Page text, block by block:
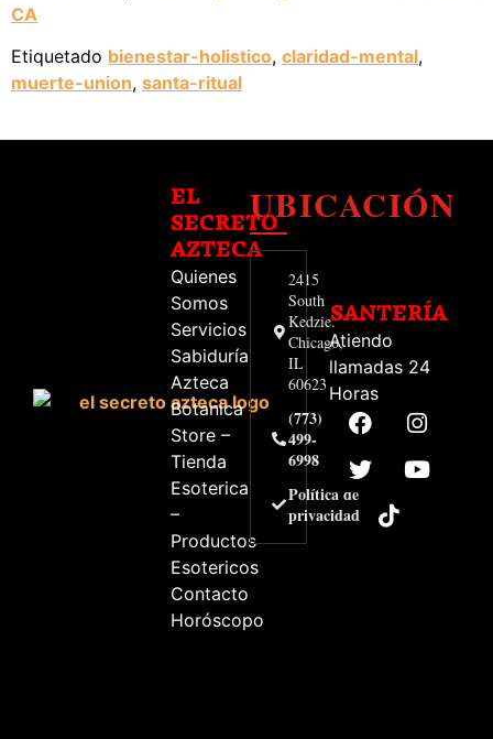
CA
Etiquetado bienestar-holistico, claridad-mental,
muerte-union, santa-ritual
EL
SECRETO
AZTECA
Quienes
Somos
Servicios
Sabiduría
Azteca
Botanica
Store –
Tienda
Esoterica
–
Productos
Esotericos
Contacto
Horóscopo
UBICACIÓN
2415
South
Kedzie.
Chicago,
IL
60623
(773)
499-
6998
Política de
privacidad
SANTERÍA
Atiendo
llamadas 24
Horas